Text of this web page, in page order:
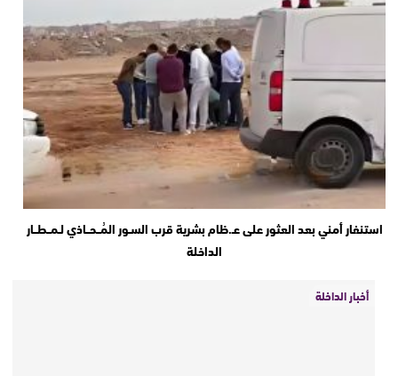
استنفار أمني بعد العثور على عـ.ظام بشرية قرب السـور المُــحــاذي لـمــطــار
الداخلة
أخبار الداخلة